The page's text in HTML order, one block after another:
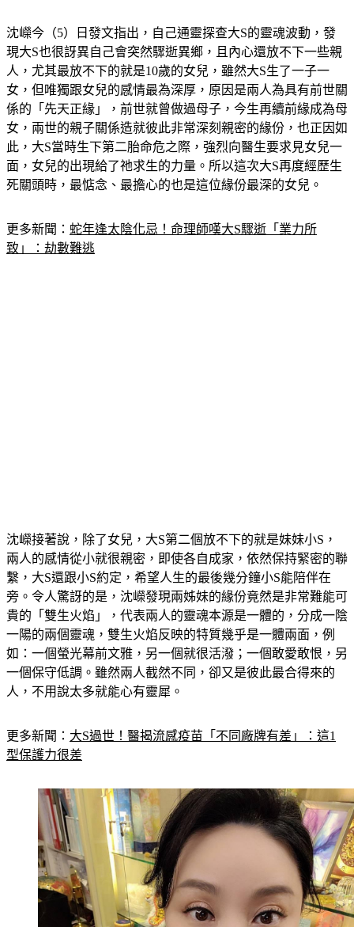
沈嶸今（5）日發文指出，自己通靈探查大S的靈魂波動，發
現大S也很訝異自己會突然驟逝異鄉，且內心還放不下一些親
人，尤其最放不下的就是10歲的女兒，雖然大S生了一子一
女，但唯獨跟女兒的感情最為深厚，原因是兩人為具有前世關
係的「先天正緣」，前世就曾做過母子，今生再續前緣成為母
女，兩世的親子關係造就彼此非常深刻親密的緣份，也正因如
此，大S當時生下第二胎命危之際，強烈向醫生要求見女兒一
面，女兒的出現給了祂求生的力量。所以這次大S再度經歷生
死關頭時，最惦念、最擔心的也是這位緣份最深的女兒。
更多新聞： 蛇年逢太陰化忌！命理師嘆大S驟逝「業力所
致」：劫數難逃
沈嶸接著說，除了女兒，大S第二個放不下的就是妹妹小S，
兩人的感情從小就很親密，即使各自成家，依然保持緊密的聯
繫，大S還跟小S約定，希望人生的最後幾分鐘小S能陪伴在
旁。令人驚訝的是，沈嶸發現兩姊妹的緣份竟然是非常難能可
貴的「雙生火焰」，代表兩人的靈魂本源是一體的，分成一陰
一陽的兩個靈魂，雙生火焰反映的特質幾乎是一體兩面，例
如：一個螢光幕前文雅，另一個就很活潑；一個敢愛敢恨，另
一個保守低調。雖然兩人截然不同，卻又是彼此最合得來的
人，不用說太多就能心有靈犀。
更多新聞： 大S過世！醫揭流感疫苗「不同廠牌有差」：這1
型保護力很差